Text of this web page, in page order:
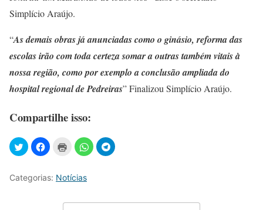
Simplício Araújo.
“As demais obras já anunciadas como o ginásio, reforma das
escolas irão com toda certeza somar a outras também vitais à
nossa região, como por exemplo a conclusão ampliada do
hospital regional de Pedreiras” Finalizou Simplício Araújo.
Compartilhe isso:
Categorias: Notícias